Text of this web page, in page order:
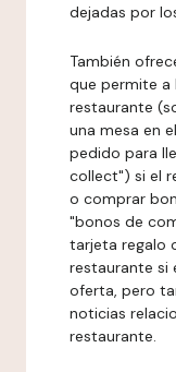
dejadas por
También
que permite a
restaurante
una mesa en
pedido para
collect") si el
o comprar
"bonos de
tarjeta regalo
restaurante si
oferta, pero
noticias
restaurante.